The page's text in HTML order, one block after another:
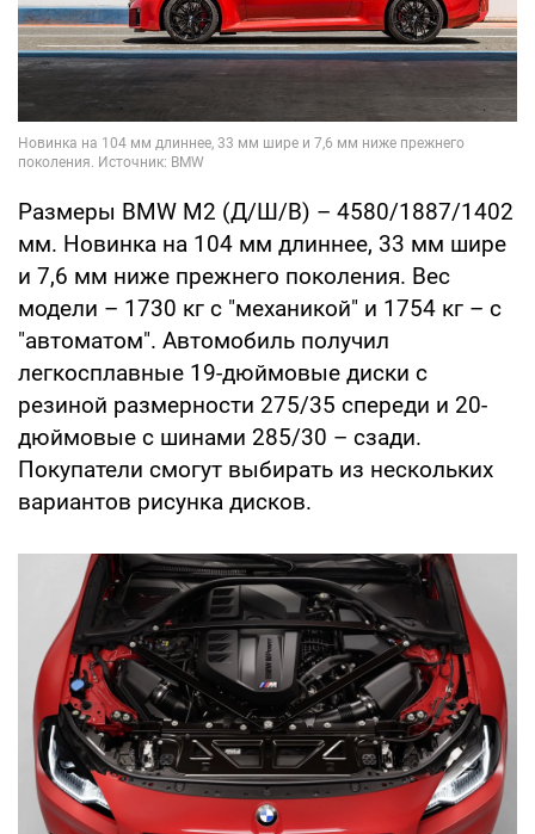
Размеры BMW М2 (Д/Ш/В) – 4580/1887/1402
мм. Новинка на 104 мм длиннее, 33 мм шире
и 7,6 мм ниже прежнего поколения. Вес
модели – 1730 кг с "механикой" и 1754 кг – с
"автоматом". Автомобиль получил
легкосплавные 19-дюймовые диски с
резиной размерности 275/35 спереди и 20-
дюймовые с шинами 285/30 – сзади.
Покупатели смогут выбирать из нескольких
вариантов рисунка дисков.